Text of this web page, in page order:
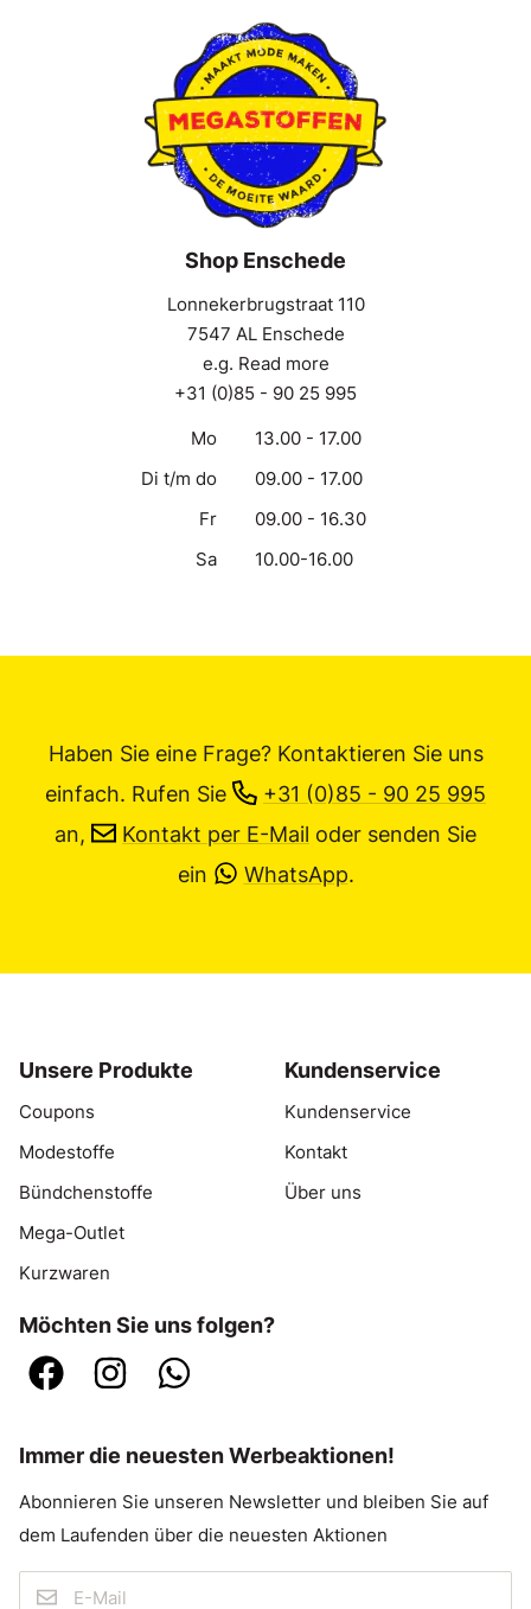
Shop Enschede
Lonnekerbrugstraat 110
7547 AL Enschede
e.g. Read more
+31 (0)85 - 90 25 995
Mo
13.00 - 17.00
Di t/m do
09.00 - 17.00
Fr
09.00 - 16.30
Sa
10.00-16.00
Haben Sie eine Frage? Kontaktieren Sie uns
einfach. Rufen Sie
+31 (0)85 - 90 25 995
an,
Kontakt per E-Mail oder senden Sie
ein
WhatsApp.
Unsere Produkte
Coupons
Modestoffe
Bündchenstoffe
Mega-Outlet
Kurzwaren
Kundenservice
Kundenservice
Kontakt
Über uns
Möchten Sie uns folgen?
Immer die neuesten Werbeaktionen!
Abonnieren Sie unseren Newsletter und bleiben Sie auf
dem Laufenden über die neuesten Aktionen